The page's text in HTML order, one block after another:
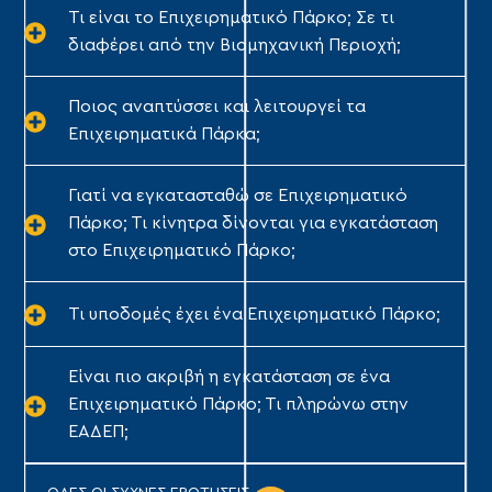
Τι είναι το Επιχειρηματικό Πάρκο; Σε τι
διαφέρει από την Βιομηχανική Περιοχή;
Ποιος αναπτύσσει και λειτουργεί τα
Επιχειρηματικά Πάρκα;
Γιατί να εγκατασταθώ σε Επιχειρηματικό
Πάρκο; Τι κίνητρα δίνονται για εγκατάσταση
στο Επιχειρηματικό Πάρκο;
Τι υποδομές έχει ένα Επιχειρηματικό Πάρκο;
Είναι πιο ακριβή η εγκατάσταση σε ένα
Επιχειρηματικό Πάρκο; Τι πληρώνω στην
ΕΑΔΕΠ;